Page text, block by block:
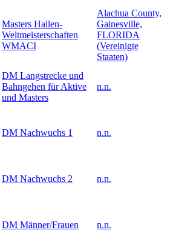
Masters Hallen-
Weltmeisterschaften
WMACI
Alachua County,
Gainesville,
FLORIDA
(Vereinigte
Staaten)
DM Langstrecke und
Bahngehen für Aktive
und Masters
n.n.
DM Nachwuchs 1 n.n.
DM Nachwuchs 2 n.n.
DM Männer/Frauen n.n.